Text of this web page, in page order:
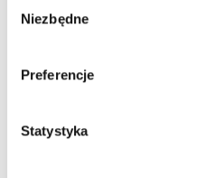
zgody
Niezbędne
Preferencje
Statystyka